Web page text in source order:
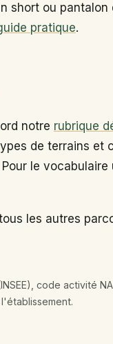
short ou
pratique.
notre rubrique
de terrains et
Pour le
les autres
code activité